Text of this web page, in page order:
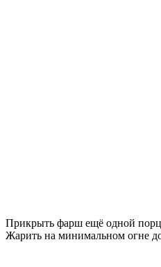
Прикрыть фарш ещё одной
Жарить на минимальном огне